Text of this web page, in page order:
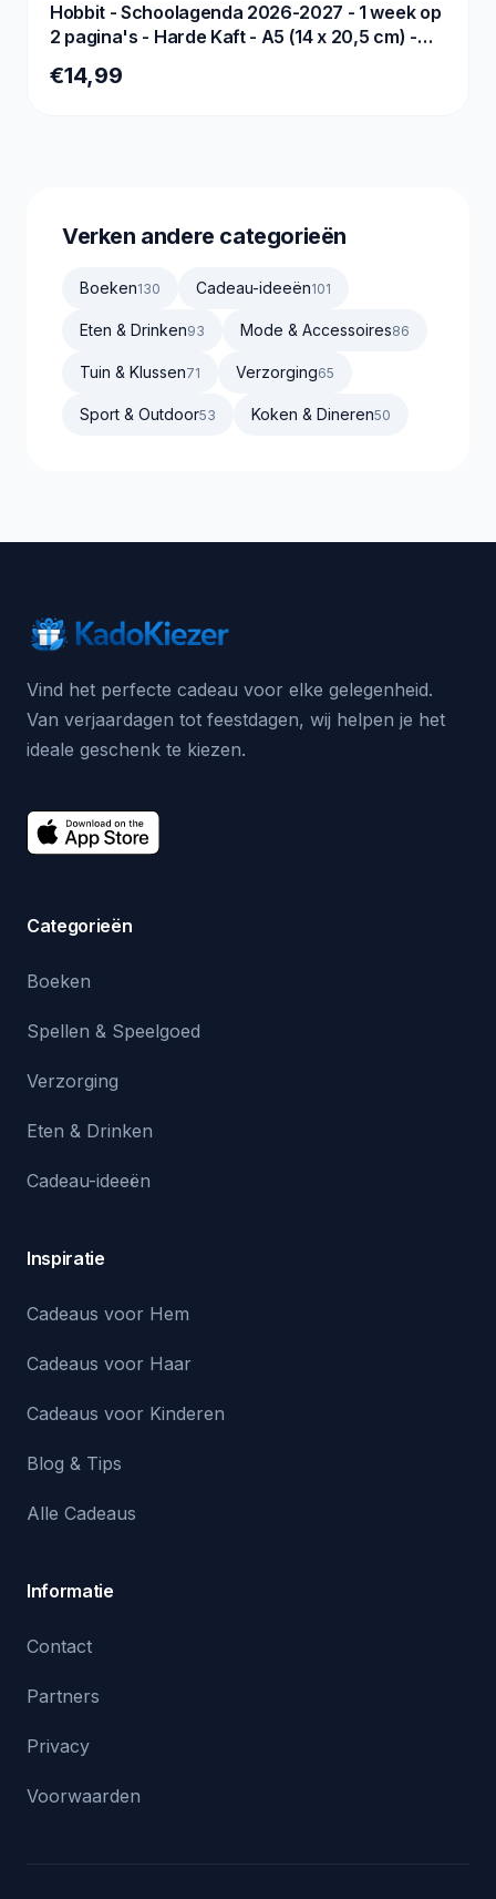
Hobbit - Schoolagenda 2026-2027 - 1 week op
2 pagina's - Harde Kaft - A5 (14 x 20,5 cm) -
€14,99
Verken andere categorieën
Boeken130 Cadeau-ideeën101
Eten & Drinken93 Mode & Accessoires86
Tuin & Klussen71 Verzorging65
Sport & Outdoor53 Koken & Dineren50
Vind het perfecte cadeau voor elke gelegenheid.
Van verjaardagen tot feestdagen, wij helpen je het
ideale geschenk te kiezen.
Categorieën
Boeken
Spellen & Speelgoed
Verzorging
Eten & Drinken
Cadeau-ideeën
Inspiratie
Cadeaus voor Hem
Cadeaus voor Haar
Cadeaus voor Kinderen
Blog & Tips
Alle Cadeaus
Informatie
Contact
Partners
Privacy
Voorwaarden